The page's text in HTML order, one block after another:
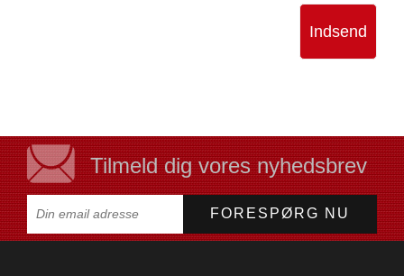
Indsend
Tilmeld dig vores nyhedsbrev